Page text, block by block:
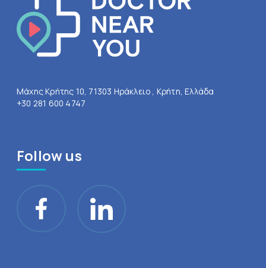
Μάχης Κρήτης 10, 71303 Ηράκλειο , Κρήτη, Ελλάδα
+30 281 600 4747
Follow us